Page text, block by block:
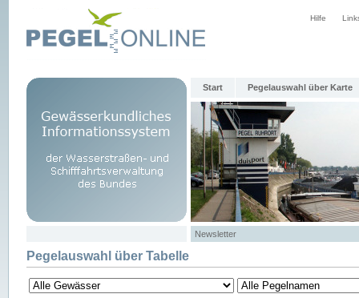
Hilfe
Start Pegelauswahl über Karte
Newsletter
Pegelauswahl über Tabelle